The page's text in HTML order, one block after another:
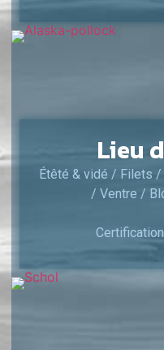
Lieu
Étêté & vidé / Filets
/ Ventre /